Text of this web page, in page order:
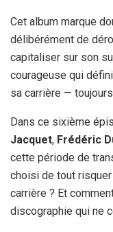
Cet album marque
délibérément de
capitaliser sur son
courageuse qui
sa carrière —
Dans ce sixième
Jacquet, Frédéric
cette période de
choisi de tout
carrière ? Et
discographie qui ne